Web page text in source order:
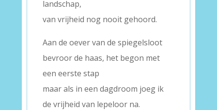
landschap,
van vrijheid nog nooit gehoord.
Aan de oever van de spiegelsloot
bevroor de haas, het begon met
een eerste stap
maar als in een dagdroom joeg ik
de vrijheid van lepeloor na.